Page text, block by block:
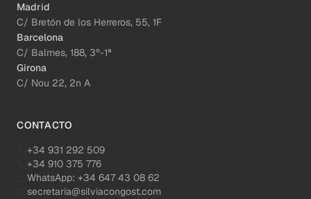
Madrid
C/ Bretón de los Herreros, 55, 1F
Barcelona
C/ Balmes, 188, 3º-1ª
Girona
C/ Nou 22, 2n A
CONTACTO
+34 931 292 509
+34 910 375 776
WhatsApp: +34 647 43 08 62
secretaria@silviacongost.com